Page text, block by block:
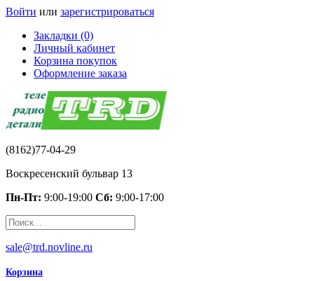
Войти или зарегистрироваться
Закладки (0)
Личный кабинет
Корзина покупок
Оформление заказа
(8162)77-04-29
Воскресенский бульвар 13
Пн-Пт: 9:00-19:00 Сб: 9:00-17:00
sale@trd.novline.ru
Корзина